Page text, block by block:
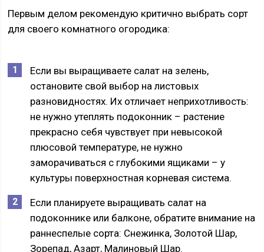
Первым делом рекомендую критично выбрать сорт
для своего комнатного огородика:
Если вы выращиваете салат на зелень,
остановите свой выбор на листовых
разновидностях. Их отличает неприхотливость:
не нужно утеплять подоконник – растение
прекрасно себя чувствует при невысокой
плюсовой температуре, не нужно
заморачиваться с глубокими ящиками – у
культуры поверхностная корневая система.
Если планируете выращивать салат на
подоконнике или балконе, обратите внимание на
раннеспелые сорта: Снежинка, Золотой Шар,
Зорепад, Азарт, Малиновый Шар.